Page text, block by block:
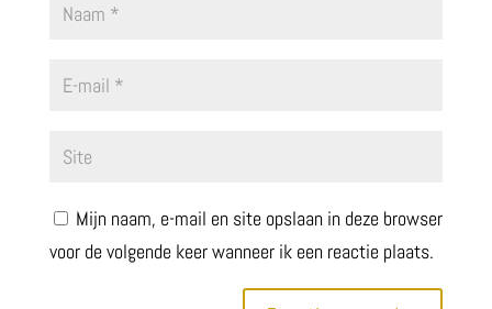
Mijn naam, e-mail en site opslaan in deze browser
voor de volgende keer wanneer ik een reactie plaats.